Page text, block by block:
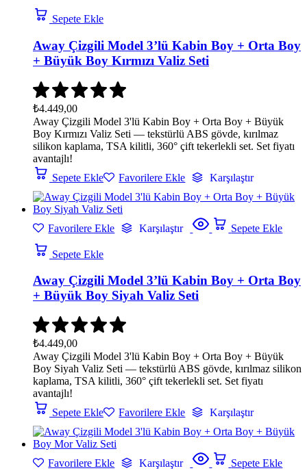
Sepete Ekle
Away Çizgili Model 3’lü Kabin Boy + Orta Boy
+ Büyük Boy Kırmızı Valiz Seti
₺4.449,00
Away Çizgili Model 3'lü Kabin Boy + Orta Boy + Büyük
Boy Kırmızı Valiz Seti — tekstürlü ABS gövde, kırılmaz
silikon kaplama, TSA kilitli, 360° çift tekerlekli set. Set fiyatı
avantajlı!
Sepete Ekle
Favorilere Ekle Karşılaştır
Favorilere Ekle Karşılaştır Sepete Ekle
Sepete Ekle
Away Çizgili Model 3’lü Kabin Boy + Orta Boy
+ Büyük Boy Siyah Valiz Seti
₺4.449,00
Away Çizgili Model 3'lü Kabin Boy + Orta Boy + Büyük
Boy Siyah Valiz Seti — tekstürlü ABS gövde, kırılmaz silikon
kaplama, TSA kilitli, 360° çift tekerlekli set. Set fiyatı
avantajlı!
Sepete Ekle
Favorilere Ekle Karşılaştır
Favorilere Ekle Karşılaştır Sepete Ekle